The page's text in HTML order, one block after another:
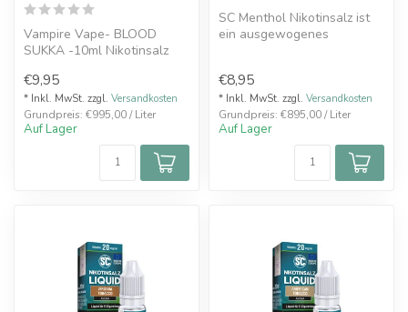
Vampire Vape- BLOOD
SUKKA -10ml Nikotinsalz
Beeren tre...
€9,95
* Inkl. MwSt. zzgl. Versandkosten
Grundpreis: €995,00 / Liter
Auf Lager
SC Menthol Nikotinsalz ist
ein ausgewogenes
€8,95
* Inkl. MwSt. zzgl. Versandkosten
Grundpreis: €895,00 / Liter
Auf Lager